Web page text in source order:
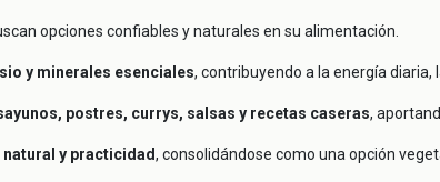
opciones confiables y naturales en su alimentación.
y minerales esenciales, contribuyendo a la energía diaria,
postres, currys, salsas y recetas caseras,
y practicidad, consolidándose como una opción